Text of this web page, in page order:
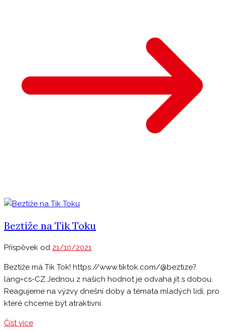
Beztíže na Tik Toku
Příspěvek od 21/10/2021
Beztíže má Tik Tok! https://www.tiktok.com/@beztize?
lang=cs-CZ Jednou z našich hodnot je odvaha jít s dobou.
Reagujeme na výzvy dnešní doby a témata mladých lidí, pro
které chceme být atraktivní.
Číst více